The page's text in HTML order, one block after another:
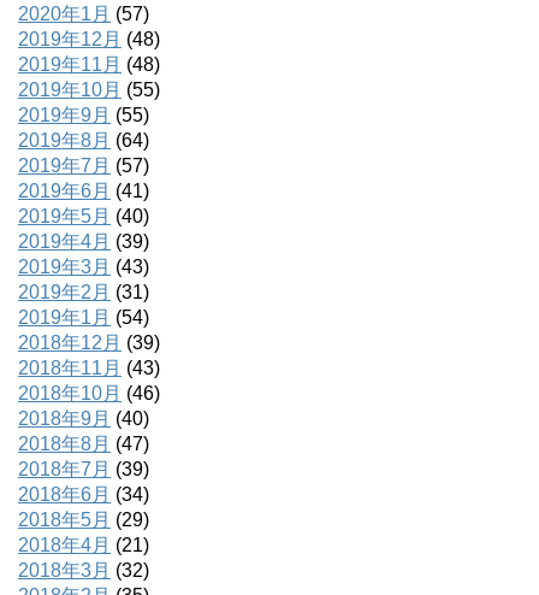
2020年1月 (57)
2019年12月 (48)
2019年11月 (48)
2019年10月 (55)
2019年9月 (55)
2019年8月 (64)
2019年7月 (57)
2019年6月 (41)
2019年5月 (40)
2019年4月 (39)
2019年3月 (43)
2019年2月 (31)
2019年1月 (54)
2018年12月 (39)
2018年11月 (43)
2018年10月 (46)
2018年9月 (40)
2018年8月 (47)
2018年7月 (39)
2018年6月 (34)
2018年5月 (29)
2018年4月 (21)
2018年3月 (32)